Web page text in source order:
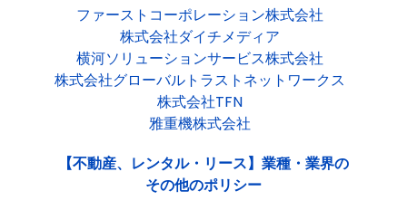
ファーストコーポレーション株式会社
株式会社ダイチメディア
横河ソリューションサービス株式会社
株式会社グローバルトラストネットワークス
株式会社TFN
雅重機株式会社
【不動産、レンタル・リース】業種・業界の
その他のポリシー